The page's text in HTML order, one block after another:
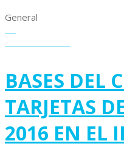
General
BASES DEL
TARJETAS
2016 EN EL